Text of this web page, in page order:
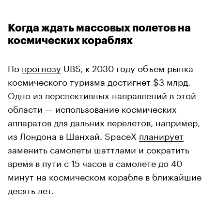
Когда ждать массовых полетов на
космических кораблях
По прогнозу UBS, к 2030 году объем рынка
космического туризма достигнет $3 млрд.
Одно из перспективных направлений в этой
области — использование космических
аппаратов для дальних перелетов, например,
из Лондона в Шанхай. SpaceX планирует
заменить самолеты шаттлами и сократить
время в пути с 15 часов в самолете до 40
минут на космическом корабле в ближайшие
десять лет.